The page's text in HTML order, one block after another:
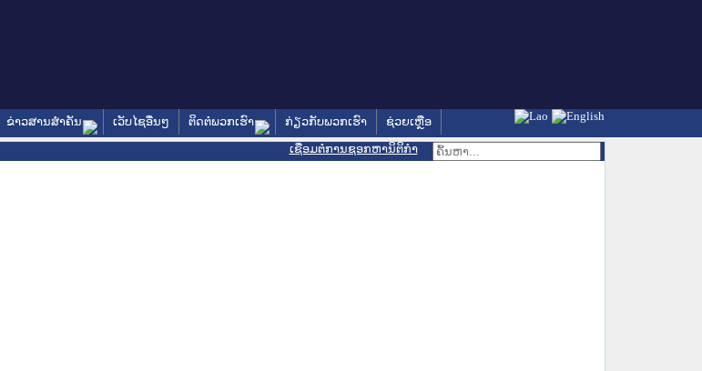
ຂ່າວສານສໍາຄັນ ເວັບໄຊອື່ນໆ ຕິດຕໍ່ພວກເຮົາ ກ່ຽວກັບພວກເຮົາ
ຊ່ວຍເຫຼືອ
ເຊື່ອມຕໍ່ການຊອກຫານິຕິກຳ